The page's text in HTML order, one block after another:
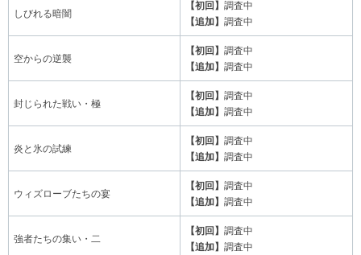
しびれる暗闇
【初回】 調査中
【追加】 調査中
空からの逆襲
【初回】 調査中
【追加】 調査中
封じられた戦い・極
【初回】 調査中
【追加】 調査中
炎と氷の試練
【初回】 調査中
【追加】 調査中
ウィズローブたちの宴
【初回】 調査中
【追加】 調査中
強者たちの集い・二
【初回】 調査中
【追加】 調査中